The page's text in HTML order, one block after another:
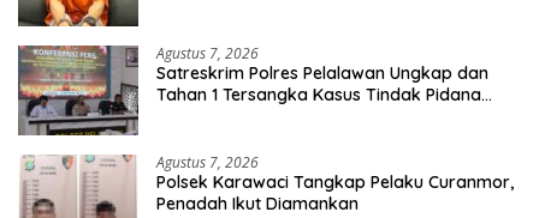
Agustus 7, 2026
Satreskrim Polres Pelalawan Ungkap dan
Tahan 1 Tersangka Kasus Tindak Pidana
Agustus 7, 2026
Polsek Karawaci Tangkap Pelaku Curanmor,
Penadah Ikut Diamankan